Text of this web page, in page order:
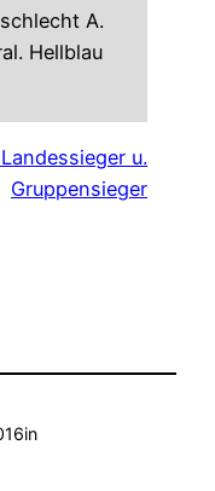
A.
Hellblau
u.
Gruppensieger
in